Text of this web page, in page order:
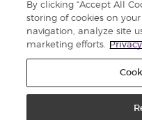
9727
Young Living
zastrzeżone. |
By clicking “Accept All
storing of cookies on
navigation, analyze site
marketing efforts.